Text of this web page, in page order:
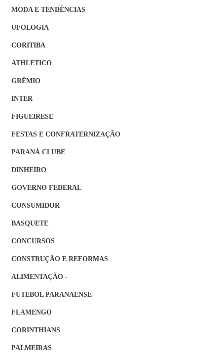
MODA E TENDÊNCIAS
UFOLOGIA
CORITIBA
ATHLETICO
GRÊMIO
INTER
FIGUEIRESE
FESTAS E CONFRATERNIZAÇÃO
PARANÁ CLUBE
DINHEIRO
GOVERNO FEDERAL
CONSUMIDOR
BASQUETE
CONCURSOS
CONSTRUÇÃO E REFORMAS
ALIMENTAÇÃO -
FUTEBOL PARANAENSE
FLAMENGO
CORINTHIANS
PALMEIRAS